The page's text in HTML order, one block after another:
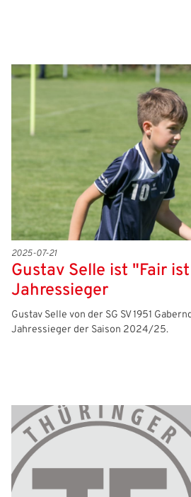
2025-07-21
Gustav Selle ist "Fair
Jahressieger
Gustav Selle von der SG SV 1951
Jahressieger der Saison 2024/25.